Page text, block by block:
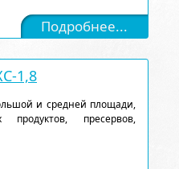
Подробнее...
1,8
и средней площади,
пресервов,